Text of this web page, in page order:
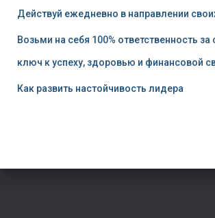
Действуй ежедневно в направлении
Возьми на себя 100% ответственность
ключ к успеху, здоровью и финансовой
Как развить настойчивость лидера